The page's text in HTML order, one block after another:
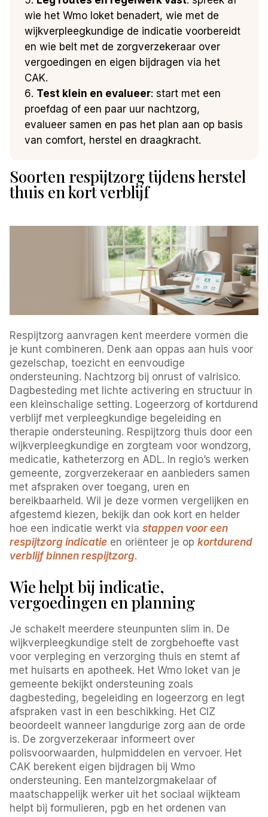
wie het Wmo loket benadert, wie met de
wijkverpleegkundige de indicatie voorbereidt
en wie belt met de zorgverzekeraar over
vergoedingen en eigen bijdragen via het
CAK.
Test klein en evalueer: start met een
proefdag of een paar uur nachtzorg,
evalueer samen en pas het plan aan op basis
van comfort, herstel en draagkracht.
Soorten respijtzorg tijdens herstel
thuis en kort verblijf
Respijtzorg aanvragen kent meerdere vormen die
je kunt combineren. Denk aan oppas aan huis voor
gezelschap, toezicht en eenvoudige
ondersteuning. Nachtzorg bij onrust of valrisico.
Dagbesteding met lichte activering en structuur in
een kleinschalige setting. Logeerzorg of kortdurend
verblijf met verpleegkundige begeleiding en
therapie ondersteuning. Respijtzorg thuis door een
wijkverpleegkundige en zorgteam voor wondzorg,
medicatie, katheterzorg en ADL. In regio’s werken
gemeente, zorgverzekeraar en aanbieders samen
met afspraken over toegang, uren en
bereikbaarheid. Wil je deze vormen vergelijken en
afgestemd kiezen, bekijk dan ook kort en helder
hoe een indicatie werkt viastappen voor een
respijtzorg indicatie en oriënteer je opkortdurend
verblijf binnen respijtzorg.
Wie helpt bij indicatie,
vergoedingen en planning
Je schakelt meerdere steunpunten slim in. De
wijkverpleegkundige stelt de zorgbehoefte vast
voor verpleging en verzorging thuis en stemt af
met huisarts en apotheek. Het Wmo loket van je
gemeente bekijkt ondersteuning zoals
dagbesteding, begeleiding en logeerzorg en legt
afspraken vast in een beschikking. Het CIZ
beoordeelt wanneer langdurige zorg aan de orde
is. De zorgverzekeraar informeert over
polisvoorwaarden, hulpmiddelen en vervoer. Het
CAK berekent eigen bijdragen bij Wmo
ondersteuning. Een mantelzorgmakelaar of
maatschappelijk werker uit het sociaal wijkteam
helpt bij formulieren, pgb en het ordenen van